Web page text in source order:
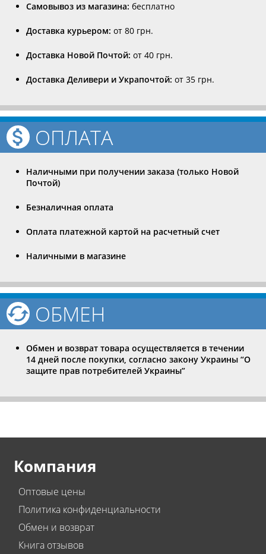
Самовывоз из магазина: бесплатно
Доставка курьером: от 80 грн.
Доставка Новой Почтой: от 40 грн.
Доставка Деливери и Украпочтой: от 35 грн.
ОПЛАТА
Наличными при получении заказа (только Новой
Почтой)
Безналичная оплата
Оплата платежной картой на расчетный счет
Наличными в магазине
ОБМЕН
Обмен и возврат товара осуществляется в течении
14 дней после покупки, согласно закону Украины “О
защите прав потребителей Украины”
Компания
Оптовые цены
Политика конфиденциальности
Обмен и возврат
Книга отзывов